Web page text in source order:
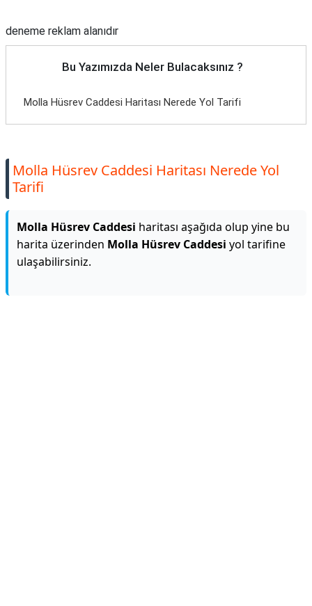
deneme reklam alanıdır
Bu Yazımızda Neler Bulacaksınız ?
Molla Hüsrev Caddesi Haritası Nerede Yol Tarifi
Molla Hüsrev Caddesi Haritası Nerede Yol
Tarifi
Molla Hüsrev Caddesi haritası aşağıda olup yine bu
harita üzerinden Molla Hüsrev Caddesi yol tarifine
ulaşabilirsiniz.